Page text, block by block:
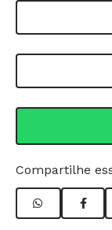
Compartilhe